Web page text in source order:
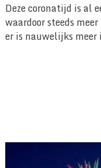
Deze coronatijd is al
waardoor steeds
er is nauwelijks meer